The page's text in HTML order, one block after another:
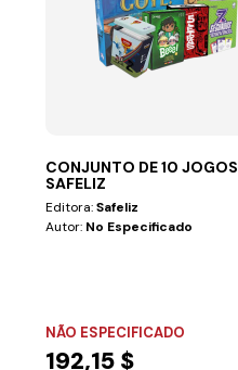
CONJUNTO DE 10 JOGOS
SAFELIZ
Editora:Safeliz
Autor: No Especificado
NÃO ESPECIFICADO
192,15 $